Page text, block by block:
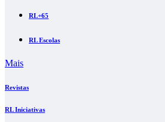
RL+65
RL Escolas
Mais
Revistas
RL Iniciativas